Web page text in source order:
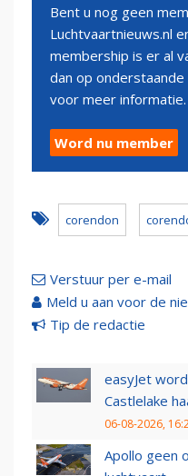
Bent u nog geen
Luchtvaartnieuws.nl
membership is er al
dan op
voor meer informatie.
Word nu member
corendon
Verstuur per e-mail
Meld u aan voor de
Tip de redactie
easyJet
Castlelake
06-08-2026,
Apollo geen